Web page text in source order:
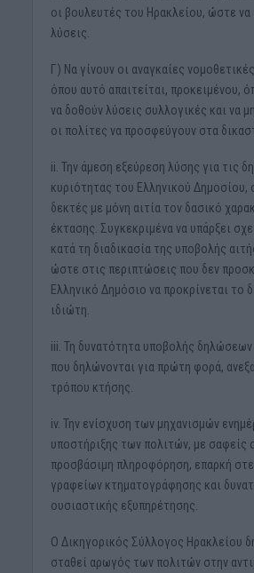
οι βουλευτές του Ηρακλείου, ώστε να
λύσεις.
Γ) Να γίνουν οι αναγκαίες
όπου αυτό απαιτείται, προκειμένου,
να δοθούν λύσεις συλλογικές και να
οι πολίτες να προσφεύγουν στα
ii. Την άμεση εξεύρεση λύσης για τις
κυριότητας του Ελληνικού Δημοσίου,
δεκτές με μόνη αιτία τον δασικό
έκτασης. Συγκεκριμένα να υπάρξει
κατά τη διαδικασία της υποβολής
ώστε στις περιπτώσεις που δεν
Ελληνικό Δημόσιο να προκρίνεται το
ιδιώτη.
iii. Τη δυνατότητα υποβολής δηλώσεων
που δηλώνονται για πρώτη φορά,
τρόπου κτήσης.
iv. Την ενίσχυση των μηχανισμών
υποστήριξης των πολιτών, με σαφείς
προσβάσιμη πληροφόρηση, επαρκή
γραφείων κτηματογράφησης και
ουσιαστικής εξυπηρέτησης.
Ο Δικηγορικός Σύλλογος Ηρακλείου
σταθεί αρωγός των πολιτών στην